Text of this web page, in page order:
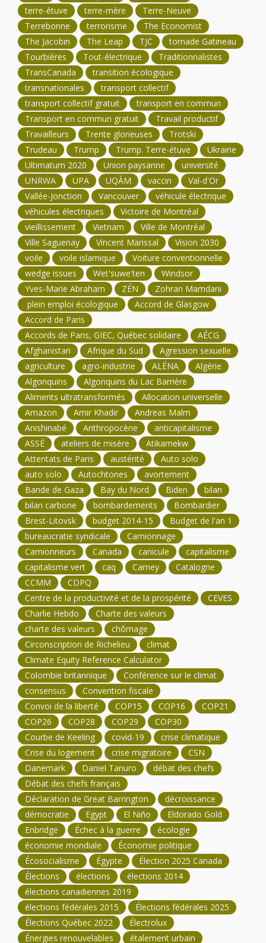
terre-étuve
terre-mère
Terre-Neuve
Terrebonne
terrorisme
The Economist
The Jacobin
The Leap TJC
tornade Gatineau
Tourbières
Tout-électrique
Traditionnalistes
TransCanada
transition écologique
transnationales
transport collectif
transport collectif gratuit
transport en commun
Transport en commun gratuit
Travail productif
Travailleurs
Trente glorieuses
Trotski
Trudeau
Trump Trump. Terre-étuve
Ukraine
Ultimatum 2020
Union paysanne
université
UNRWA
UPA UQÀM vaccin
Val-d'Or
Vallée-Jonction
Vancouver
véhicule électrique
véhicules électriques
Victoire de Montréal
vieillissement
Vietnam
Ville de Montréal
Ville Saguenay
Vincent Marissal
Vision 2030
voile
voile islamique
Voiture conventionnelle
wedge issues
Wet'suwe'ten
Windsor
Yves-Marie Abraham
ZÉN
Zohran Mamdani
plein emploi écologique
Accord de Glasgow
Accord de Paris
Accords de Paris, GIEC, Québec solidaire
AÉCG
Afghanistan
Afrique du Sud
Agression sexuelle
agriculture
agro-industrie ALÉNA
Algérie
Algonquins
Algonquins du Lac Barrière
Aliments ultratransformés
Allocation universelle
Amazon
Amir Khadir
Andreas Malm
Anishinabé
Anthropocène
anticapitalisme
ASSÉ
ateliers de misère
Atikamekw
Attentats de Paris
austérité
Auto solo
auto solo
Autochtones
avortement
Bande de Gaza
Bay du Nord Biden
bilan
bilan carbone
bombardements
Bombardier
Brest-Litovsk
budget 2014-15
Budget de l'an 1
bureaucratie syndicale
Camionnage
Camionneurs
Canada canicule
capitalisme
capitalisme vert
caq Carney
Catalogne
CCMM
CDPQ
Centre de la productivité et de la prospérité
CEVES
Charlie Hebdo
Charte des valeurs
charte des valeurs
chômage
Circonscription de Richelieu
climat
Climate Equity Reference Calculator
Colombie britannique
Conférence sur le climat
consensus
Convention fiscale
Convoi de la liberté
COP15 COP16
COP21
COP26
COP28 COP29
COP30
Courbe de Keeling
covid-19
crise climatique
Crise du logement
crise migratoire
CSN
Danemark
Daniel Tanuro
débat des chefs
Débat des chefs français
Déclaration de Great Barrington
décroissance
démocratie
Egypt El Niño
Eldorado Gold
Enbridge
Échec à la guerre
écologie
économie mondiale
Économie politique
Écosocialisme
Égypte
Élection 2025 Canada
Élections
élections
élections 2014
élections canadiennes 2019
élections fédérales 2015
Élections fédérales 2025
Élections Québec 2022
Électrolux
Énergies renouvelables
étalement urbain